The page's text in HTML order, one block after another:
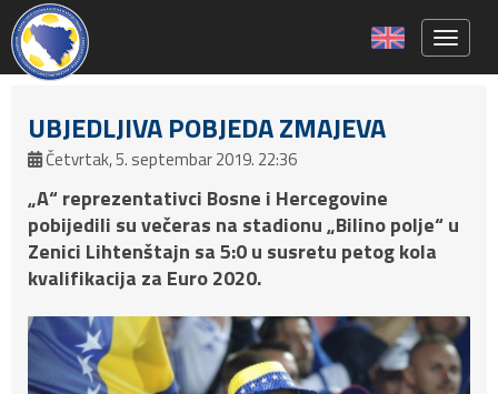
UBJEDLJIVA POBJEDA ZMAJEVA
Četvrtak, 5. septembar 2019. 22:36
„A“ reprezentativci Bosne i Hercegovine
pobijedili su večeras na stadionu „Bilino polje“ u
Zenici Lihtenštajn sa 5:0 u susretu petog kola
kvalifikacija za Euro 2020.